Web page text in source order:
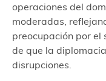
operaciones del
moderadas,
preocupación por el
de que la
disrupciones.